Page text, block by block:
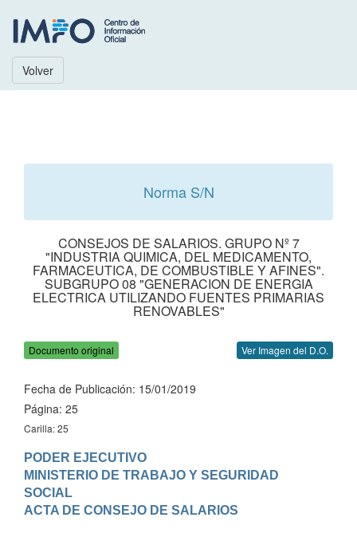
Volver
Norma S/N
CONSEJOS DE SALARIOS. GRUPO Nº 7
"INDUSTRIA QUIMICA, DEL MEDICAMENTO,
FARMACEUTICA, DE COMBUSTIBLE Y AFINES".
SUBGRUPO 08 "GENERACION DE ENERGIA
ELECTRICA UTILIZANDO FUENTES PRIMARIAS
RENOVABLES"
Documento original Ver Imagen del D.O.
Fecha de Publicación: 15/01/2019
Página: 25
Carilla: 25
PODER EJECUTIVO
MINISTERIO DE TRABAJO Y SEGURIDAD
SOCIAL